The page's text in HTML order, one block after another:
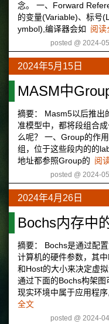
念。 一、Forward
的变量(Variable)、标号
ymbol),编译器会如 阅读
posted @ 2024-
2024年5月15日
MASM中
摘要： Masm5以后推出
准模型中，都将段组合
么呢？ 一、Group的作
组，位于这些段内的的
地址都参照Group的 阅
posted @ 2024-
2024年4月26日
Bochs内存中
摘要： Bochs是通过配
计算机的硬件参数，其
和Host的大小来决定虚
通过下面的Bochs构架
现实环境中属于应用程
全文
posted @ 2024-